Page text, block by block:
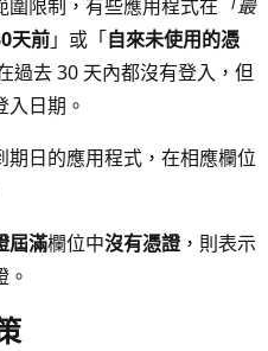
圍限制，有些應用程式在 「最
天前」或「自來未使用的憑
過去 30 天內都沒有登入，但
日期。
日的應用程式，在相應欄位
屆滿欄位中沒有憑證 ，則表示